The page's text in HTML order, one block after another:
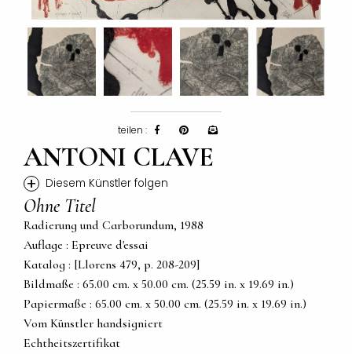
teilen :
ANTONI CLAVE
+ Diesem Künstler folgen
Ohne Titel
Radierung und Carborundum, 1988
Auflage : Epreuve d'essai
Katalog : [Llorens 479, p. 208-209]
Bildmaße : 65.00 cm. x 50.00 cm. (25.59 in. x 19.69 in.)
Papiermaße : 65.00 cm. x 50.00 cm. (25.59 in. x 19.69 in.)
Vom Künstler handsigniert
Echtheitszertifikat